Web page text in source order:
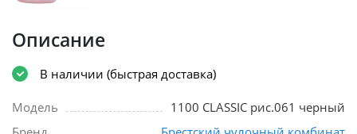
Описание
В наличии (быстрая доставка)
Модель
1100 CLASSIC рис.061 черный